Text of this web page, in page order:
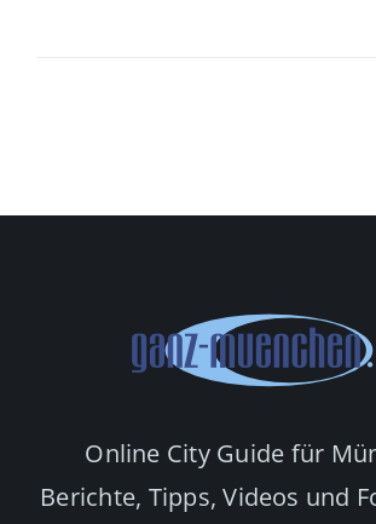
Online City Guide für
Berichte, Tipps, Videos und